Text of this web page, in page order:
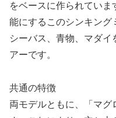
をベースに作られてい
能にするこのシンキング
シーバス、青物、マダ
アーです。
共通の特徴
両モデルともに、「マグ